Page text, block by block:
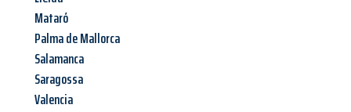
Mataró
Palma de Mallorca
Salamanca
Saragossa
Valencia